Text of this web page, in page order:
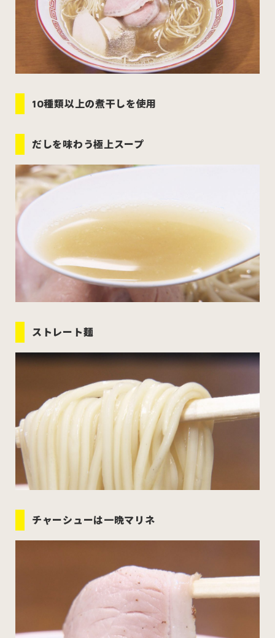
すべてのエリアをみる
公式X
10種類以上の煮干しを使用
だしを味わう極上スープ
ストレート麺
チャーシューは一晩マリネ